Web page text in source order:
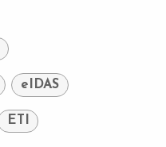
eIDAS
ETI